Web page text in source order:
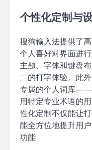
个性化定制与
搜狗输入法提供了
个人喜好对界面进
主题、字体和键盘
二的打字体验。此
专属的个人词库——
用特定专业术语的
性化定制不仅能让
能全方位地提升用
功能